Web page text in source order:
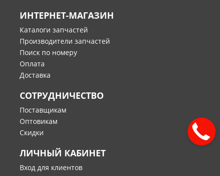
ИНТЕРНЕТ-МАГАЗИН
Каталоги запчастей
Производители запчастей
Поиск по номеру
Оплата
Доставка
СОТРУДНИЧЕСТВО
Поставщикам
Оптовикам
Скидки
ЛИЧНЫЙ КАБИНЕТ
Вход для клиентов